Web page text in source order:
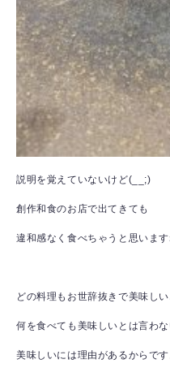
説明を覚えていないけど(__;)
創作和食のお店で出てきても
違和感なく食べちゃうと思いま
どの料理もお世辞抜きで美味しい
何を食べても美味しいとは言わ
美味しいには理由があるからです